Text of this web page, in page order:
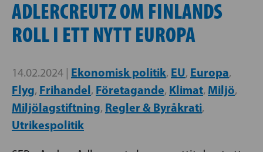
ADLERCREUTZ OM FINLANDS
ROLL I ETT NYTT EUROPA
14.02.2024 | Ekonomisk politik, EU, Europa,
Flyg, Frihandel, Företagande, Klimat, Miljö,
Miljölagstiftning, Regler & Byråkrati,
Utrikespolitik